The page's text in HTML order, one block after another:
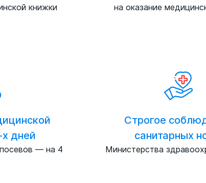
книжки на оказание
дней
— на 4
Строгое
санитарных
Министерства